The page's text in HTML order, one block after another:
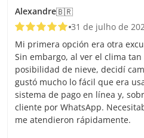
Alexandre🇧🇷
31 de julho de
Mi primera opción era otra
Sin embargo, al ver el clima
posibilidad de nieve, decidí
gustó mucho lo fácil que era
sistema de pago en línea y,
cliente por WhatsApp.
me atendieron rápidamente.